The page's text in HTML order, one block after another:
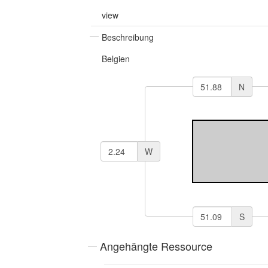
view
Beschreibung
Belgien
N
S
W
Angehängte Ressource